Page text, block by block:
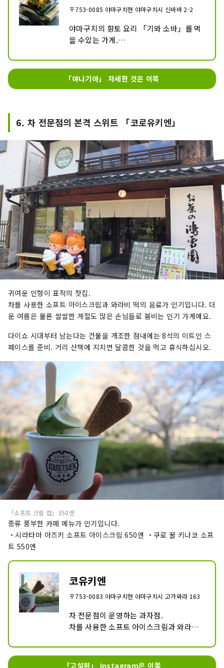
〒753-0085 야마구치현 야마구치시 신바바 2-2
야마구치의 향토 요리 「기와 소바」를 먹
을 수있는 가게.
차 메밀, 계란, 쇠고기, 양념이 든 임팩트가
있는 일품입니다.
파리 파리 식감이 버릇이된다! 야마구치에
「기와 소바」나 아이스캔디등의 테이크
「야나기야」 자세한 것은 이쪽
6. 차 전문점의 본격 스위트 「코로유키엔」
귀여운 인형이 표적의 찻집.
차를 사용한 소프트 아이스크림과 와라비 떡의 음료가 인기입니다. 더
운 여름은 물론 쌀쌀한 계절도 많은 손님들로 붐비는 인기 가게예요.
다이쇼 시대부터 남는다는 건물을 개조한 점내에는 8석의 이트인 스
페이스를 준비. 거리 산책에 지치면 달콤한 것을 먹고 휴식하십시오.
「소프트 크림 컵」350엔
종류 풍부한 카페 메뉴가 인기입니다.
・시라타마 아즈키 소프트 아이스크림 650엔 ・쿠로 꿀 키나코 소프
트 550엔
코유키엔
〒753-0083 야마구치현 야마구치시 고가와라 163
차 전문점이 운영하는 과자점.
차를 사용한 소프트 아이스크림과 와라비
다이쇼 시대부터 남는다고 하는 건물을 개
「고설원」 Instagram은 이쪽